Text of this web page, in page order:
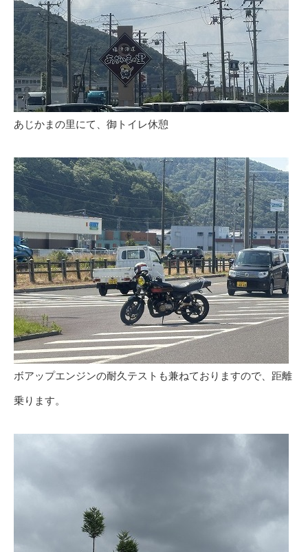
あじかまの里にて、御トイレ休憩
ボアップエンジンの耐久テストも兼ねておりますので、距離
乗ります。